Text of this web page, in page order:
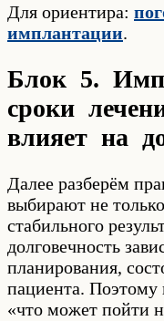
Для ориентира:
имплантации.
Блок 5.
сроки
влияет на
Далее разберём
выбирают не
стабильного
долговечность
планирования,
пациента.
«что может пойти